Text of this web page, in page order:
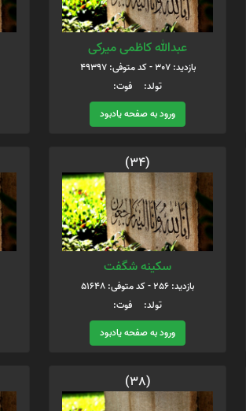
عبدالله کاظمی میرکی
بازدید: 307 - کد متوفی: 49397
تولد: فوت:
ورود به صفحه یادبود
(34)
سکینه شگفت
بازدید: 256 - کد متوفی: 51648
تولد: فوت:
ورود به صفحه یادبود
(38)